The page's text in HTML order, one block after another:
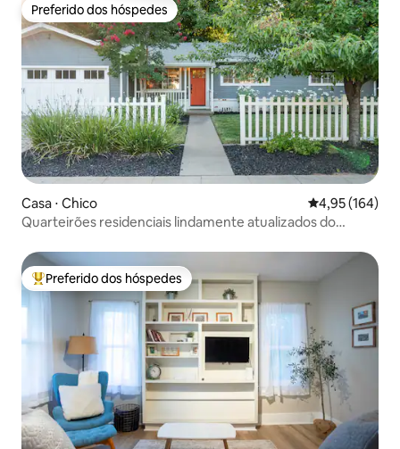
Preferido dos hóspedes
Preferido dos hóspedes
Casa ⋅ Chico 4,95 de uma
4,95 (164)
Quarteirões residenciais lindamente atualizados do
Entre os melhores preferidos dos hóspedes
Preferido dos hóspedes